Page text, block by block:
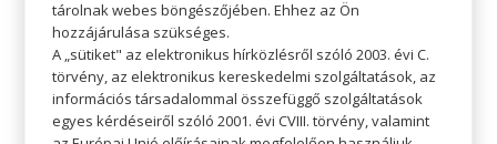
tárolnak webes böngészőjében. Ehhez az Ön
hozzájárulása szükséges.
A „sütiket" az elektronikus hírközlésről szóló 2003. évi C.
törvény, az elektronikus kereskedelmi szolgáltatások, az
információs társadalommal összefüggő szolgáltatások
egyes kérdéseiről szóló 2001. évi CVIII. törvény, valamint